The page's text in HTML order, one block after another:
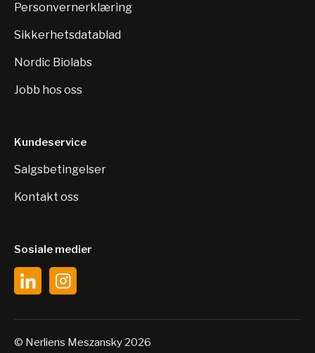
Personvernerklæring
Sikkerhetsdatablad
Nordic Biolabs
Jobb hos oss
Kundeservice
Salgsbetingelser
Kontakt oss
Sosiale medier
© Nerliens Meszansky 2026